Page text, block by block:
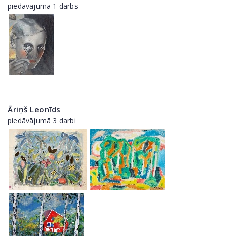
piedāvājumā 1 darbs
Āriņš Leonīds
piedāvājumā 3 darbi